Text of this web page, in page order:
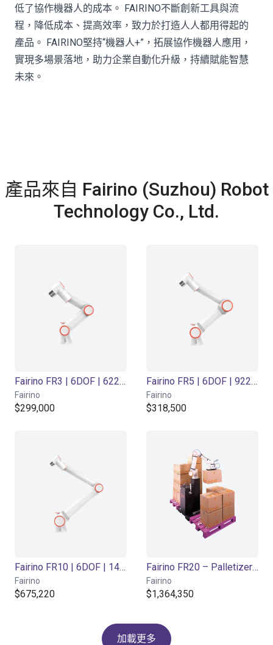
低了協作機器人的成本。 FAIRINO不斷創新工具與流
程，降低成本、提高效率，致力於打造人人都用得起的
產品。 FAIRINO堅持“機器人+”，拓展協作機器人應用，
實現多場景落地，助力企業自動化升級，持續賦能智慧
未來。
產品來自 Fairino (Suzhou) Robot
Technology Co., Ltd.
Fairino FR3 | 6DOF | 622mm | 3kg
Fairino
$299,000
Fairino FR5 | 6DOF | 922m | 5kg
Fairino
$318,500
Fairino FR10 | 6DOF | 1400mm | 10kg
Fairino
$675,220
Fairino FR20 – Palletizer with or without lifting column
Fairino
$1,364,350
加載更多